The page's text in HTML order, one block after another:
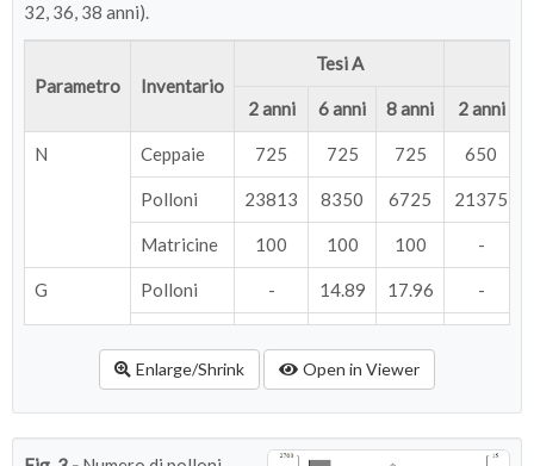
32, 36, 38 anni).
Parametro Inventario
Tesi A
2 anni 6 anni 8 anni 2 anni
N Ceppaie 725 725 725 650
Polloni 23813 8350 6725 21375
Matricine 100 100 100 -
G Polloni - 14.89 17.96 -
Totale 5.93 24.39 28.84
Enlarge/Shrink Open in Viewer